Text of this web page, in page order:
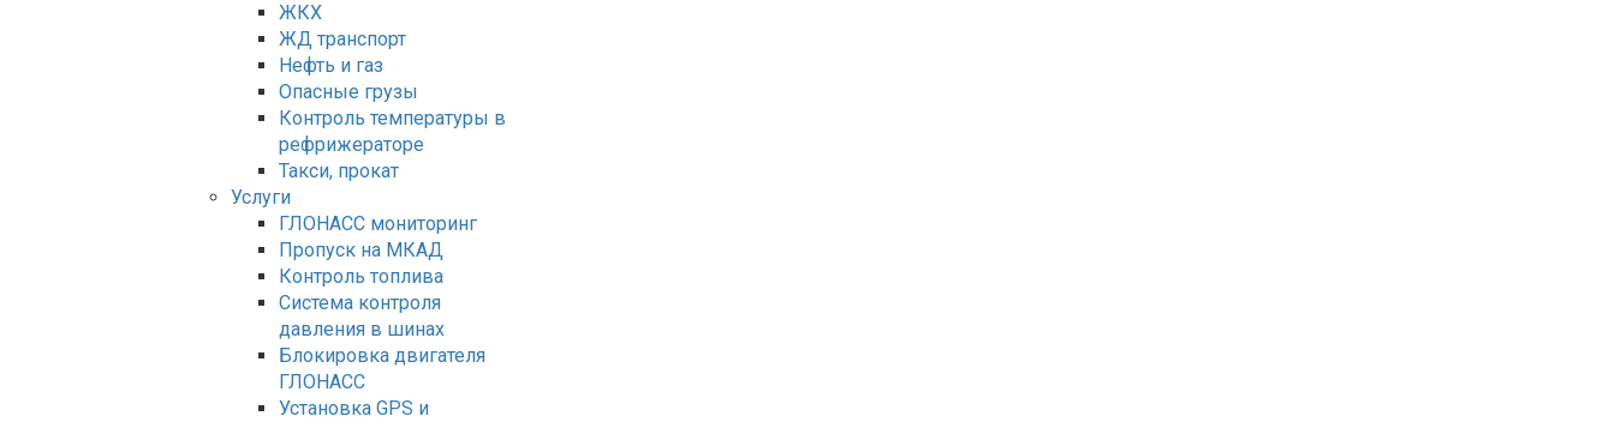
ЖКХ
ЖД транспорт
Нефть и газ
Опасные грузы
Контроль температуры в
рефрижераторе
Такси, прокат
Услуги
ГЛОНАСС мониторинг
Пропуск на МКАД
Контроль топлива
Система контроля
давления в шинах
Блокировка двигателя
ГЛОНАСС
Установка GPS и